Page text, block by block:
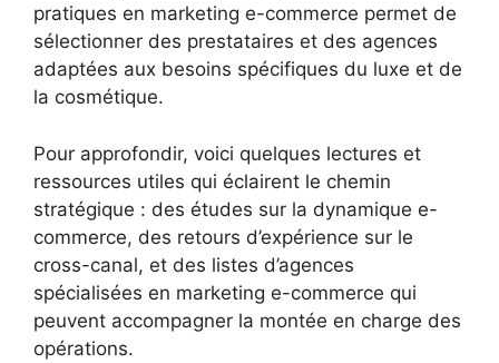
pratiques en marketing e-commerce permet de
sélectionner des prestataires et des agences
adaptées aux besoins spécifiques du luxe et de
la cosmétique.
Pour approfondir, voici quelques lectures et
ressources utiles qui éclairent le chemin
stratégique : des études sur la dynamique e-
commerce, des retours d’expérience sur le
cross-canal, et des listes d’agences
spécialisées en marketing e-commerce qui
peuvent accompagner la montée en charge des
opérations.